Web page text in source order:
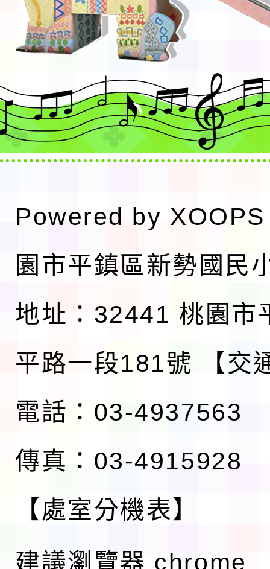
Powered by XOOPS
園市平鎮區新勢國民
地址：32441 桃園市
平路一段181號
【交
電話：03-4937563
傳真：03-4915928
【處室分機表】
建議瀏覽器 chrome